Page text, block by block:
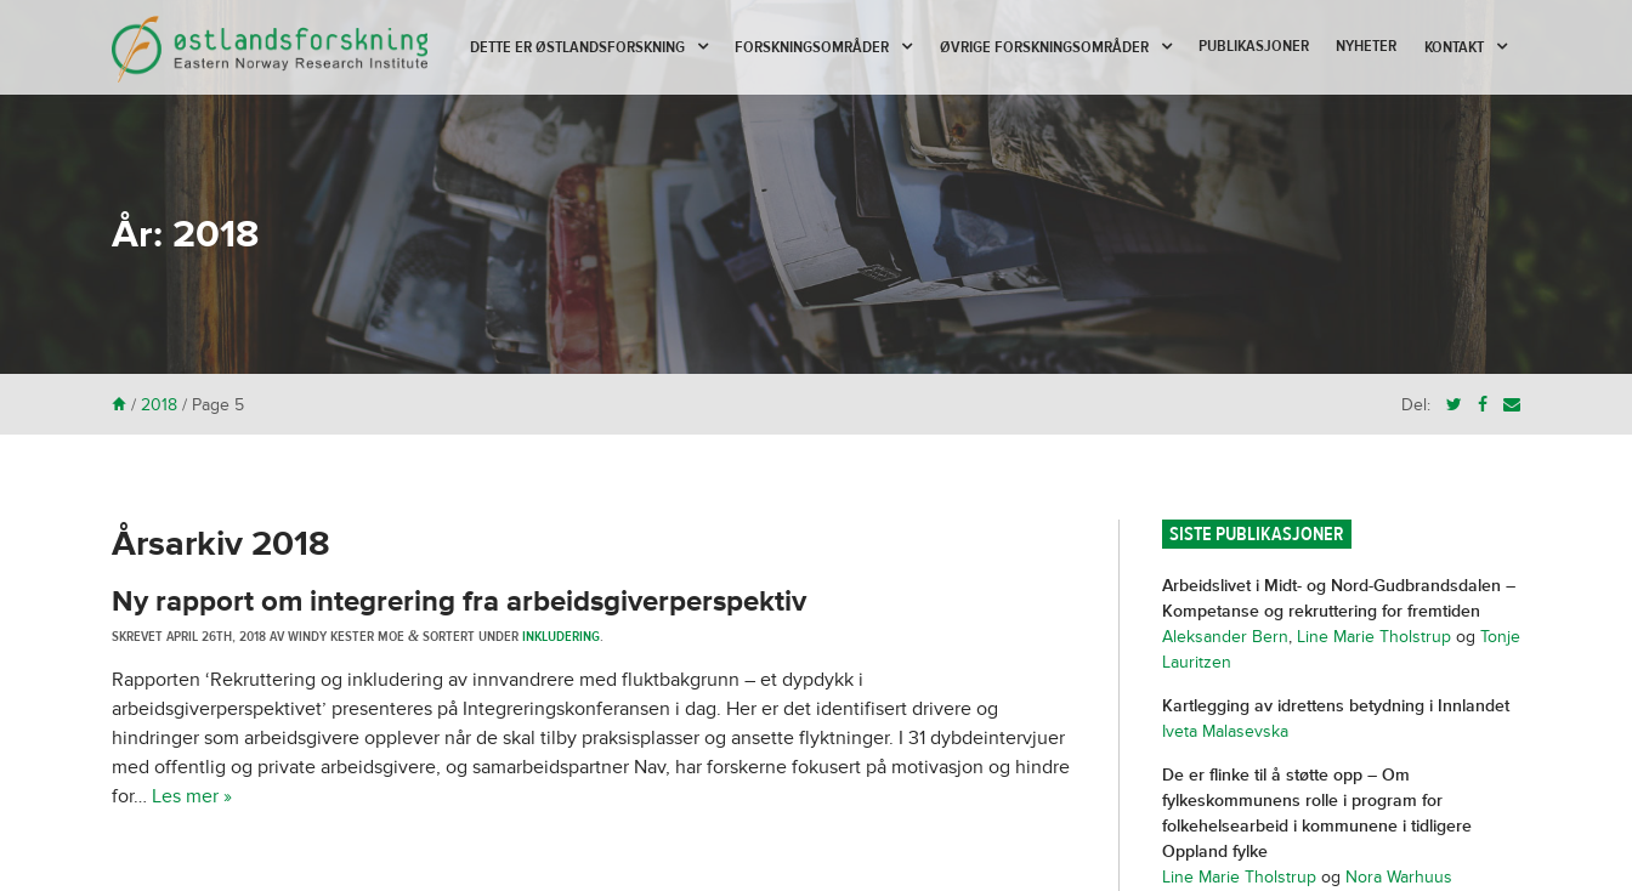
DETTE ER ØSTLANDSFORSKNING FORSKNINGSOMRÅDER ØVRIGE FORSKNINGSOMRÅDER PUBLIKASJONER NYHETER KONTAKT
År: 2018
H / 2018 / Page 5 Del:
Årsarkiv 2018
Ny rapport om integrering fra arbeidsgiverperspektiv
SKREVETAPRIL 26TH, 2018AVWINDY KESTER MOE & SORTERT UNDERINKLUDERING.
Rapporten ‘Rekruttering og inkludering av innvandrere med fluktbakgrunn – et dypdykk i
arbeidsgiverperspektivet’ presenteres på Integreringskonferansen i dag. Her er det identifisert drivere og
hindringer som arbeidsgivere opplever når de skal tilby praksisplasser og ansette flyktninger. I 31 dybdeintervjuer
med offentlig og private arbeidsgivere, og samarbeidspartner Nav, har forskerne fokusert på motivasjon og hindre
for… Les mer »
SISTE PUBLIKASJONER
Arbeidslivet i Midt- og Nord-Gudbrandsdalen –
Kompetanse og rekruttering for fremtiden
Aleksander Bern, Line Marie Tholstrupog Tonje
Lauritzen
Kartlegging av idrettens betydning i Innlandet
Iveta Malasevska
De er flinke til å støtte opp – Om
fylkeskommunens rolle i program for
folkehelsearbeid i kommunene i tidligere
Oppland fylke
Line Marie Tholstrupog Nora Warhuus